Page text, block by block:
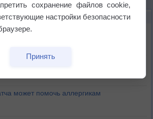
северный загар цветом отличается от
вреден для здоровья
может помочь аллергикам
сохранение файлов cookie,
настройки безопасности
Принять